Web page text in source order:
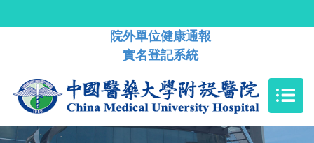
院外單位健康通報
實名登記系統